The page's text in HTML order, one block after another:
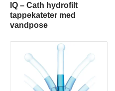
IQ – Cath hydrofilt
tappekateter med
vandpose